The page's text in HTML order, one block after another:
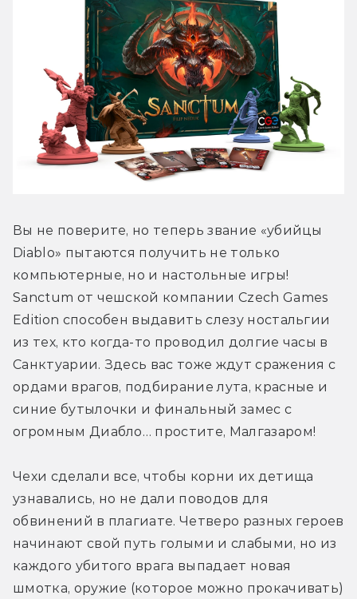
Вы не поверите, но теперь звание «убийцы
Diablo» пытаются получить не только
компьютерные, но и настольные игры!
Sanctum от чешской компании Czech Games
Edition способен выдавить слезу ностальгии
из тех, кто когда-то проводил долгие часы в
Санктуарии. Здесь вас тоже ждут сражения с
ордами врагов, подбирание лута, красные и
синие бутылочки и финальный замес с
огромным Диабло… простите, Малгазаром!
Чехи сделали все, чтобы корни их детища
узнавались, но не дали поводов для
обвинений в плагиате. Четверо разных героев
начинают свой путь голыми и слабыми, но из
каждого убитого врага выпадает новая
шмотка, оружие (которое можно прокачивать)